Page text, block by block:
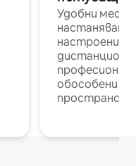
Удобни
настаняване
настроени и
обособени